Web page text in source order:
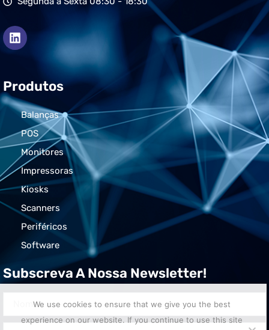
Produtos
Balanças
POS
Monitores
Impressoras
Kiosks
Scanners
Periféricos
Software
Subscreva A Nossa Newsletter!
We use cookies to ensure that we give you the best
experience on our website. If you continue to use this site